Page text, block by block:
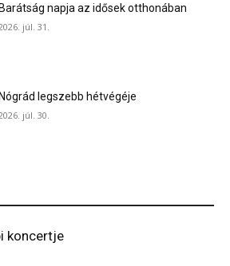
Barátság napja az idősek otthonában
júl. 31.
Nógrád legszebb hétvégéje
júl. 30.
koncertje